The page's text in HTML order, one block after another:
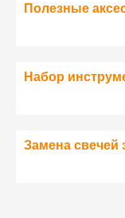
Полезные
Набор
Замена свечей